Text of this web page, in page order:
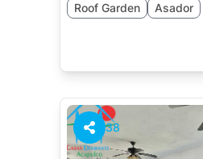
Roof Garden Asador
38